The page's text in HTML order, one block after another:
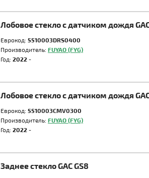
Лобовое стекло с датчиком дождя
Еврокод: 5510003DRS0400
Производитель: FUYAO (FYG)
Год: 2022 -
Лобовое стекло с датчиком дождя
Еврокод: 5510003CMV0300
Производитель: FUYAO (FYG)
Год: 2022 -
Заднее стекло GAC GS8